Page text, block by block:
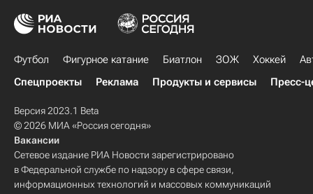
Футбол Фигурное катание Биатлон ЗОЖ Хоккей
Спецпроекты
Реклама Продукты и сервисы Пресс-
Версия 2023.1 Beta
© 2026 МИА «Россия сегодня»
Вакансии
Сетевое издание РИА Новости зарегистрировано
в Федеральной службе по надзору в сфере связи,
информационных технологий и массовых коммуникаций